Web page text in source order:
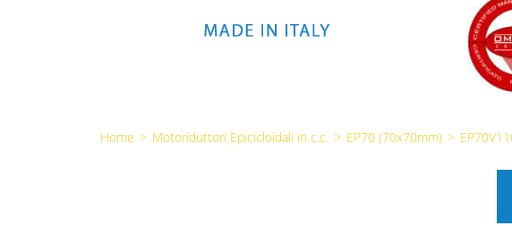
Home > Motoriduttori Epicicloidali in c.c. > EP70 (70x70mm) >